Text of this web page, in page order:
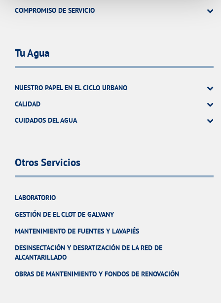
COMPROMISO DE SERVICIO
Tu Agua
NUESTRO PAPEL EN EL CICLO URBANO
CALIDAD
CUIDADOS DEL AGUA
Otros Servicios
LABORATORIO
GESTIÓN DE EL CLOT DE GALVANY
MANTENIMIENTO DE FUENTES Y LAVAPIÉS
DESINSECTACIÓN Y DESRATIZACIÓN DE LA RED DE
ALCANTARILLADO
OBRAS DE MANTENIMIENTO Y FONDOS DE RENOVACIÓN